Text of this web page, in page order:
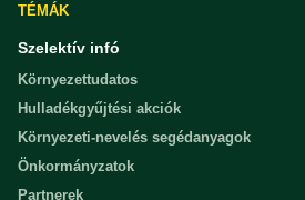
TÉMÁK
Szelektív infó
Környezettudatos
Hulladékgyűjtési akciók
Környezeti-nevelés segédanyagok
Önkormányzatok
Partnerek